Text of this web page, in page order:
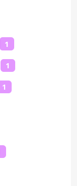
1
1
1